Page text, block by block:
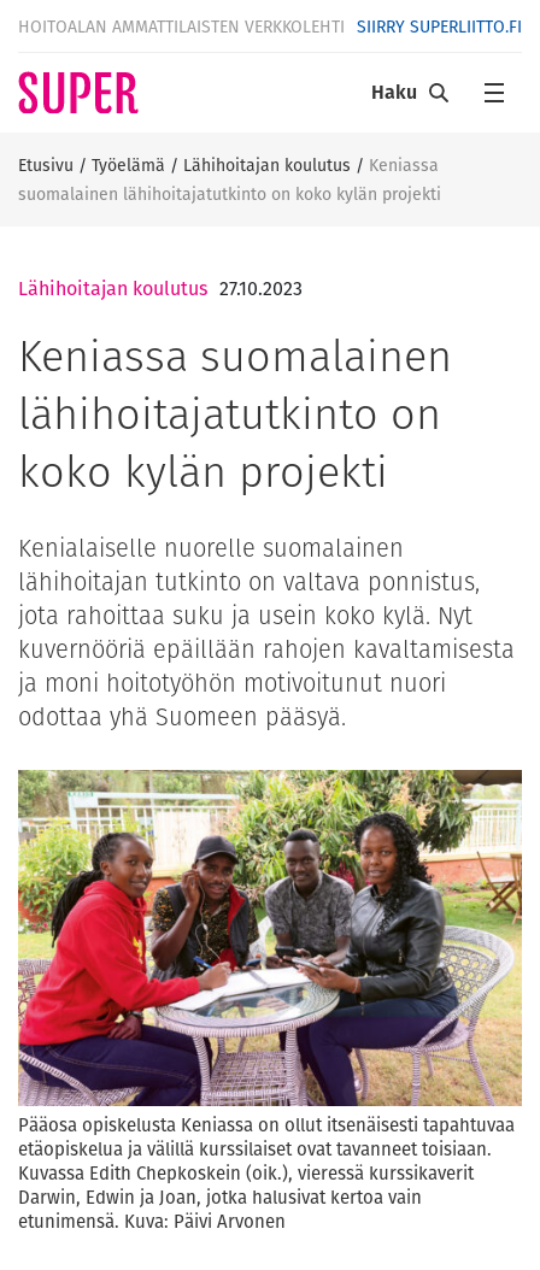
HOITOALAN AMMATTILAISTEN VERKKOLEHTI SIIRRY SUPERLIITTO.FI
Haku
Etusivu / Työelämä / Lähihoitajan koulutus / Keniassa
suomalainen lähihoitajatutkinto on koko kylän projekti
Lähihoitajan koulutus 27.10.2023
Keniassa suomalainen
lähihoitajatutkinto on
koko kylän projekti
Kenialaiselle nuorelle suomalainen
lähihoitajan tutkinto on valtava ponnistus,
jota rahoittaa suku ja usein koko kylä. Nyt
kuvernööriä epäillään rahojen kavaltamisesta
ja moni hoitotyöhön motivoitunut nuori
odottaa yhä Suomeen pääsyä.
Pääosa opiskelusta Keniassa on ollut itsenäisesti tapahtuvaa
etäopiskelua ja välillä kurssilaiset ovat tavanneet toisiaan.
Kuvassa Edith Chepkoskein (oik.), vieressä kurssikaverit
Darwin, Edwin ja Joan, jotka halusivat kertoa vain
etunimensä. Kuva: Päivi Arvonen